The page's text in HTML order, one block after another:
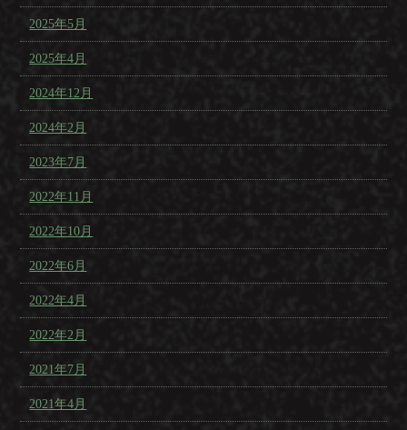
2025年5月
2025年4月
2024年12月
2024年2月
2023年7月
2022年11月
2022年10月
2022年6月
2022年4月
2022年2月
2021年7月
2021年4月